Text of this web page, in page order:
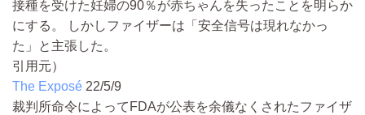
接種を受けた妊婦の90％が赤ちゃんを失ったことを明らか
にする。 しかしファイザーは「安全信号は現れなかっ
た」と主張した。
引用元）
The Exposé 22/5/9
裁判所命令によってFDAが公表を余儀なくされたファイザ